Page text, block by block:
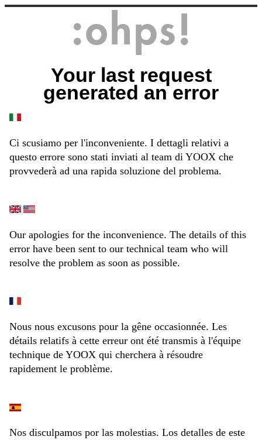
Your last request
generated an error
Ci scusiamo per l'inconveniente. I dettagli relativi a
questo errore sono stati inviati al team di YOOX che
provvederà ad una rapida soluzione del problema.
Our apologies for the inconvenience. The details of this
error have been sent to our technical team who will
resolve the problem as soon as possible.
Nous nous excusons pour la gêne occasionnée. Les
détails relatifs à cette erreur ont été transmis à l'équipe
technique de YOOX qui cherchera à résoudre
rapidement le problème.
Nos disculpamos por las molestias. Los detalles de este